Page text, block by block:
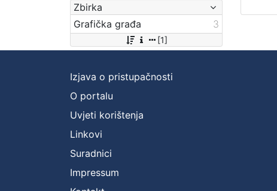
Zbirka
Grafička građa
3
[1]
Izjava o pristupačnosti
O portalu
Uvjeti korištenja
Linkovi
Suradnici
Impressum